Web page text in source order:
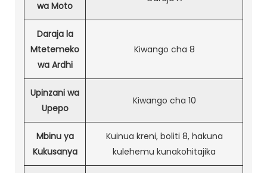
wa Moto
Daraja la
Mtetemeko
wa Ardhi
Kiwango cha 8
Upinzani wa
Upepo
Kiwango cha 10
Mbinu ya
Kukusanya
Kuinua kreni, boliti 8, hakuna
kulehemu kunakohitajika